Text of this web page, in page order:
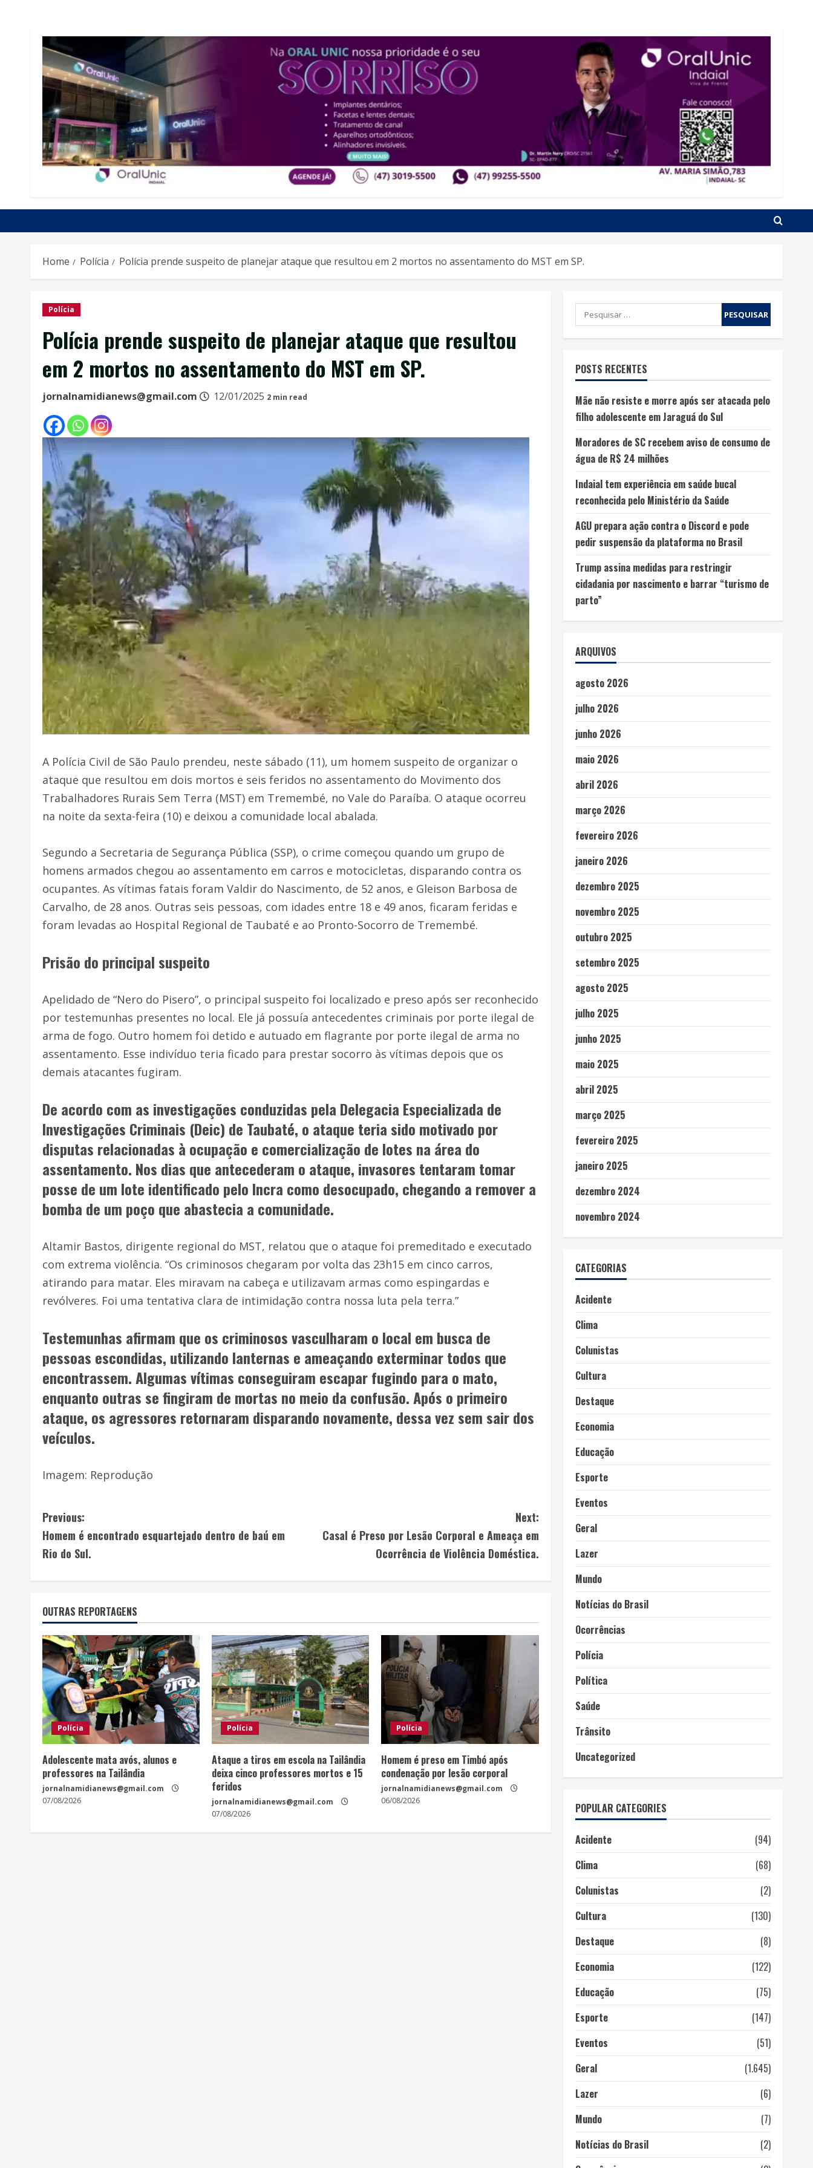
Home Polícia Polícia prende suspeito de planejar ataque que resultou em 2 mortos no assentamento do MST em SP.
Polícia
Polícia prende suspeito de planejar ataque que resultou
em 2 mortos no assentamento do MST em SP.
jornalnamidianews@gmail.com 12/01/2025 2 min read
A Polícia Civil de São Paulo prendeu, neste sábado (11), um homem suspeito de organizar o
ataque que resultou em dois mortos e seis feridos no assentamento do Movimento dos
Trabalhadores Rurais Sem Terra (MST) em Tremembé, no Vale do Paraíba. O ataque ocorreu
na noite da sexta-feira (10) e deixou a comunidade local abalada.
Segundo a Secretaria de Segurança Pública (SSP), o crime começou quando um grupo de
homens armados chegou ao assentamento em carros e motocicletas, disparando contra os
ocupantes. As vítimas fatais foram Valdir do Nascimento, de 52 anos, e Gleison Barbosa de
Carvalho, de 28 anos. Outras seis pessoas, com idades entre 18 e 49 anos, ficaram feridas e
foram levadas ao Hospital Regional de Taubaté e ao Pronto-Socorro de Tremembé.
Prisão do principal suspeito
Apelidado de “Nero do Pisero”, o principal suspeito foi localizado e preso após ser reconhecido
por testemunhas presentes no local. Ele já possuía antecedentes criminais por porte ilegal de
arma de fogo. Outro homem foi detido e autuado em flagrante por porte ilegal de arma no
assentamento. Esse indivíduo teria ficado para prestar socorro às vítimas depois que os
demais atacantes fugiram.
De acordo com as investigações conduzidas pela Delegacia Especializada de
Investigações Criminais (Deic) de Taubaté, o ataque teria sido motivado por
disputas relacionadas à ocupação e comercialização de lotes na área do
assentamento. Nos dias que antecederam o ataque, invasores tentaram tomar
posse de um lote identificado pelo Incra como desocupado, chegando a remover a
bomba de um poço que abastecia a comunidade.
Altamir Bastos, dirigente regional do MST, relatou que o ataque foi premeditado e executado
com extrema violência. “Os criminosos chegaram por volta das 23h15 em cinco carros,
atirando para matar. Eles miravam na cabeça e utilizavam armas como espingardas e
revólveres. Foi uma tentativa clara de intimidação contra nossa luta pela terra.”
Testemunhas afirmam que os criminosos vasculharam o local em busca de
pessoas escondidas, utilizando lanternas e ameaçando exterminar todos que
encontrassem. Algumas vítimas conseguiram escapar fugindo para o mato,
enquanto outras se fingiram de mortas no meio da confusão. Após o primeiro
ataque, os agressores retornaram disparando novamente, dessa vez sem sair dos
veículos.
Imagem: Reprodução
Previous:
Homem é encontrado esquartejado dentro de baú em
Rio do Sul.
Next:
Casal é Preso por Lesão Corporal e Ameaça em
Ocorrência de Violência Doméstica.
OUTRAS REPORTAGENS
Polícia
Adolescente mata avós, alunos e
professores na Tailândia
jornalnamidianews@gmail.com
07/08/2026
Polícia
Ataque a tiros em escola na Tailândia
deixa cinco professores mortos e 15
feridos
jornalnamidianews@gmail.com
07/08/2026
Polícia
Homem é preso em Timbó após
condenação por lesão corporal
jornalnamidianews@gmail.com
06/08/2026
POSTS RECENTES
Mãe não resiste e morre após ser atacada pelo
filho adolescente em Jaraguá do Sul
Moradores de SC recebem aviso de consumo de
água de R$ 24 milhões
Indaial tem experiência em saúde bucal
reconhecida pelo Ministério da Saúde
AGU prepara ação contra o Discord e pode
pedir suspensão da plataforma no Brasil
Trump assina medidas para restringir
cidadania por nascimento e barrar “turismo de
parto”
ARQUIVOS
agosto 2026
julho 2026
junho 2026
maio 2026
abril 2026
março 2026
fevereiro 2026
janeiro 2026
dezembro 2025
novembro 2025
outubro 2025
setembro 2025
agosto 2025
julho 2025
junho 2025
maio 2025
abril 2025
março 2025
fevereiro 2025
janeiro 2025
dezembro 2024
novembro 2024
CATEGORIAS
Acidente
Clima
Colunistas
Cultura
Destaque
Economia
Educação
Esporte
Eventos
Geral
Lazer
Mundo
Notícias do Brasil
Ocorrências
Polícia
Política
Saúde
Trânsito
Uncategorized
POPULAR CATEGORIES
Acidente
(94)
Clima
(68)
Colunistas
(2)
Cultura
(130)
Destaque
(8)
Economia
(122)
Educação
(75)
Esporte
(147)
Eventos
(51)
Geral
(1.645)
Lazer
(6)
Mundo
(7)
Notícias do Brasil
(2)